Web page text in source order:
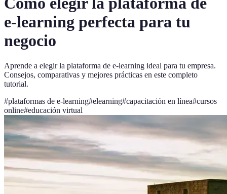
e-learning perfecta para tu
negocio
Aprende a elegir la plataforma de e-learning ideal para tu empresa.
Consejos, comparativas y mejores prácticas en este completo
tutorial.
#plataformas de e-learning#elearning#capacitación en línea#cursos
online#educación virtual